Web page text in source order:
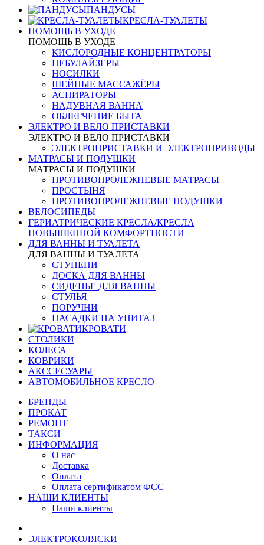
ПАНДУСЫ
КРЕСЛА-ТУАЛЕТЫ
ПОМОЩЬ В УХОДЕ
ПОМОЩЬ В УХОДЕ
КИСЛОРОДНЫЕ КОНЦЕНТРАТОРЫ
НЕБУЛАЙЗЕРЫ
НОСИЛКИ
ШЕЙНЫЕ МАССАЖЁРЫ
АСПИРАТОРЫ
НАДУВНАЯ ВАННА
ОБЛЕГЧЕНИЕ БЫТА
ЭЛЕКТРО И ВЕЛО ПРИСТАВКИ
ЭЛЕКТРО И ВЕЛО ПРИСТАВКИ
ЭЛЕКТРОПРИСТАВКИ И ЭЛЕКТРОПРИВОДЫ
МАТРАСЫ И ПОДУШКИ
МАТРАСЫ И ПОДУШКИ
ПРОТИВОПРОЛЕЖНЕВЫЕ МАТРАСЫ
ПРОСТЫНЯ
ПРОТИВОПРОЛЕЖНЕВЫЕ ПОДУШКИ
ВЕЛОСИПЕДЫ
ГЕРИАТРИЧЕСКИЕ КРЕСЛА/КРЕСЛА
ПОВЫШЕННОЙ КОМФОРТНОСТИ
ДЛЯ ВАННЫ И ТУАЛЕТА
ДЛЯ ВАННЫ И ТУАЛЕТА
СТУПЕНИ
ДОСКА ДЛЯ ВАННЫ
СИДЕНЬЕ ДЛЯ ВАННЫ
СТУЛЬЯ
ПОРУЧНИ
НАСАДКИ НА УНИТАЗ
КРОВАТИ
СТОЛИКИ
КОЛЕСА
КОВРИКИ
АКССЕСУАРЫ
АВТОМОБИЛЬНОЕ КРЕСЛО
БРЕНДЫ
ПРОКАТ
РЕМОНТ
ТАКСИ
ИНФОРМАЦИЯ
О нас
Доставка
Оплата
Оплата сертификатом ФСС
НАШИ КЛИЕНТЫ
Наши клиенты
ЭЛЕКТРОКОЛЯСКИ